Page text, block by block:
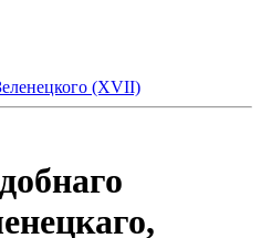
(XVII)